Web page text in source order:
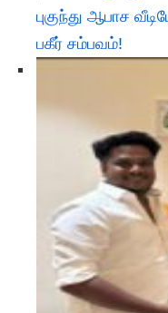
புகுந்து ஆபாச
பகீர் சம்பவம்!